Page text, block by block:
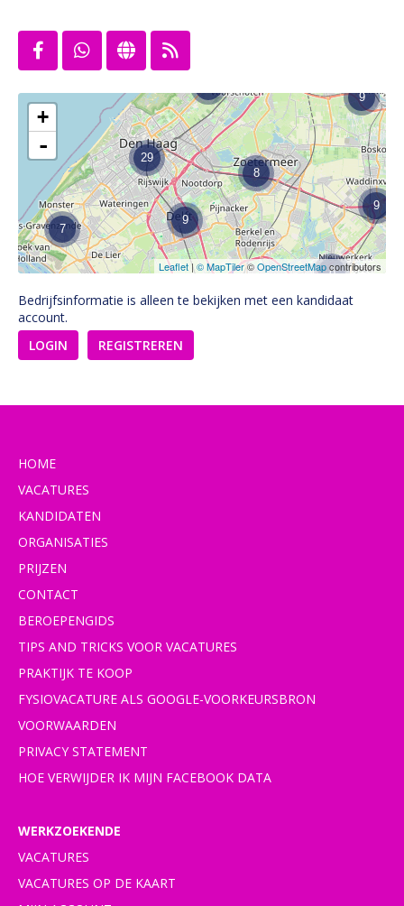
7
9
9
9
8
8
29
+
-
Leaflet|© MapTiler©OpenStreetMapcontributors
Bedrijfsinformatie is alleen te bekijken met een kandidaat
account.
LOGIN
REGISTREREN
HOME
VACATURES
KANDIDATEN
ORGANISATIES
PRIJZEN
CONTACT
BEROEPENGIDS
TIPS AND TRICKS VOOR VACATURES
PRAKTIJK TE KOOP
FYSIOVACATURE ALS GOOGLE-VOORKEURSBRON
VOORWAARDEN
PRIVACY STATEMENT
HOE VERWIJDER IK MIJN FACEBOOK DATA
WERKZOEKENDE
VACATURES
VACATURES OP DE KAART